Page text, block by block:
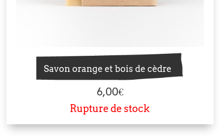
Savon orange et bois de cèdre
6,00€
Rupture de stock